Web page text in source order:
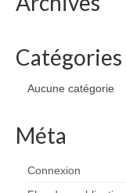
Catégories
Aucune catégorie
Méta
Connexion